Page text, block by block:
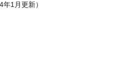
年1月更新）